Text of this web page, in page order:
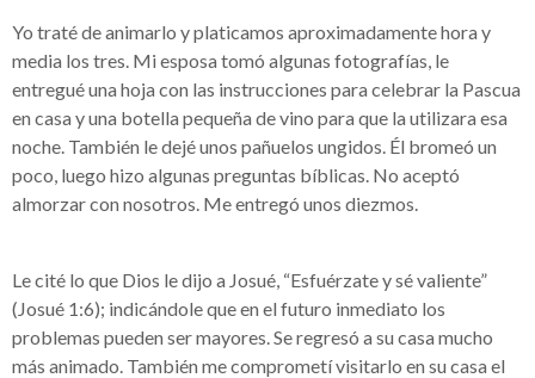
Yo traté de animarlo y platicamos aproximadamente hora y
media los tres. Mi esposa tomó algunas fotografías, le
entregué una hoja con las instrucciones para celebrar la Pascua
en casa y una botella pequeña de vino para que la utilizara esa
noche. También le dejé unos pañuelos ungidos. Él bromeó un
poco, luego hizo algunas preguntas bíblicas. No aceptó
almorzar con nosotros. Me entregó unos diezmos.
Le cité lo que Dios le dijo a Josué, “Esfuérzate y sé valiente”
(Josué 1:6); indicándole que en el futuro inmediato los
problemas pueden ser mayores. Se regresó a su casa mucho
más animado. También me comprometí visitarlo en su casa el